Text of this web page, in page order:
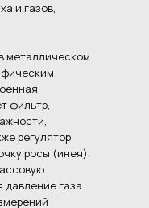
и газов,
металлическом
фильтр,
регулятор
росы (инея),
давление газа.